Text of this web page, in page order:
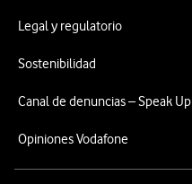
Legal y regulatorio
Sostenibilidad
Canal de denuncias – Speak Up
Opiniones Vodafone